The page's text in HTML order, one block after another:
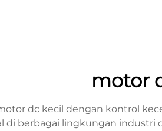
motor
dc kecil dengan kontrol
di berbagai lingkungan industri